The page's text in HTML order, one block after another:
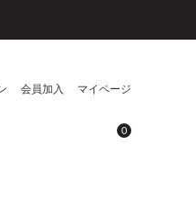
会員加入 マイページ
0